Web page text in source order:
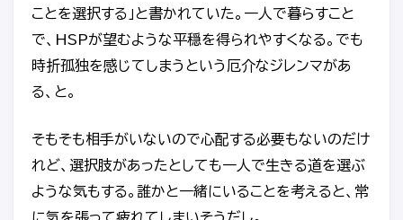
ことを選択する」と書かれていた。一人で暮らすこと
で、HSPが望むような平穏を得られやすくなる。でも
時折孤独を感じてしまうという厄介なジレンマがあ
る、と。
そもそも相手がいないので心配する必要もないのだけ
れど、選択肢があったとしても一人で生きる道を選ぶ
ような気もする。誰かと一緒にいることを考えると、常